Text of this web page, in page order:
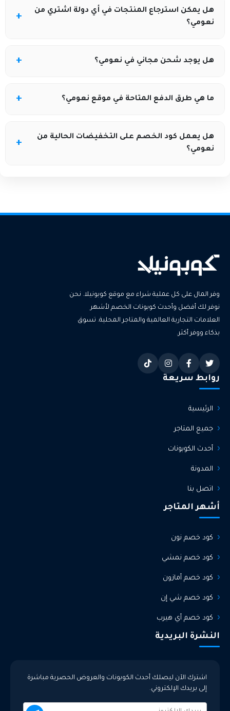
• يمكن إرجاع العديد من المنتجات خلال 7 أيام من استلام
الطلب بشرط أن تكون غير مستخدمة وفي العبوة الأصلية،
هل يمكن استرجاع المنتجات في أي دولة اشتري من
نعومي؟
• سياسة الإرجاع عادةً تنطبق على الطلبات التي تمت من
هل يوجد شحن مجاني في نعومي؟
• نعم، نعومي تقدم شحن مجاني في السعودية عند تجاوز
ما هي طرق الدفع المتاحة في موقع نعومي؟
• يمكن الدفع عبر بطاقات الائتمان، الدفع عند الاستلام في
بعض المناطق، والدفع عبر خدمات التقسيط مثل تابي
هل يعمل كود الخصم على التخفيضات الحالية من
نعومي؟
وفر المال على كل عملية شراء مع موقع كوبونيلا. نحن
نوفر لك أفضل وأحدث كوبونات الخصم لأشهر
العلامات التجارية العالمية والمتاجر المحلية. تسوق
بذكاء ووفر أكثر.
روابط سريعة
الرئيسية
جميع المتاجر
أحدث الكوبونات
المدونة
اتصل بنا
أشهر المتاجر
كود خصم نون
كود خصم نمشي
كود خصم أمازون
كود خصم شي إن
كود خصم أي هيرب
النشرة البريدية
اشترك الآن ليصلك أحدث الكوبونات والعروض الحصرية مباشرة
إلى بريدك الإلكتروني.